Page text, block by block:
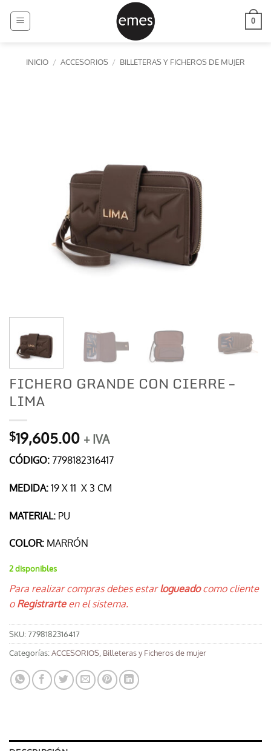
0
INICIO / ACCESORIOS / BILLETERAS Y FICHEROS DE MUJER
FICHERO GRANDE CON CIERRE –
LIMA
$19,605.00 + IVA
CÓDIGO: 7798182316417
MEDIDA: 19 X 11 X 3 CM
MATERIAL: PU
COLOR: MARRÓN
2 disponibles
Para realizar compras debes estarlogueadocomo cliente
oRegistrarteen el sistema.
SKU:7798182316417
Categorías:ACCESORIOS Billeteras y Ficheros de mujer